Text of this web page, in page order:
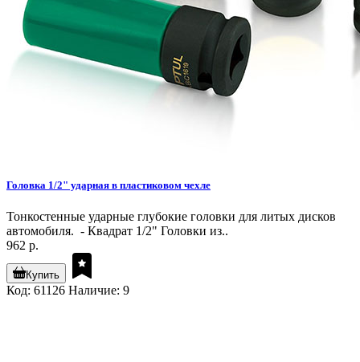
Головка 1/2" ударная в пластиковом чехле
Тонкостенные ударные глубокие головки для литых дисков
автомобиля. - Квадрат 1/2" Головки из..
962 р.
Купить
Код: 61126 Наличие: 9